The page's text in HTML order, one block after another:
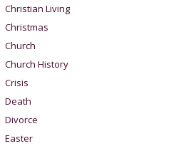
Christian Living
Christmas
Church
Church History
Crisis
Death
Divorce
Easter